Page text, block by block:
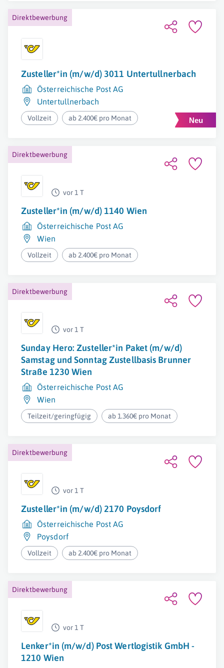
Direktbewerbung
Zusteller*in (m/w/d) 3011 Untertullnerbach
Österreichische Post AG
Untertullnerbach
Vollzeit ab 2.400€ pro Monat
Direktbewerbung
vor 1 T
Zusteller*in (m/w/d) 1140 Wien
Österreichische Post AG
Wien
Vollzeit ab 2.400€ pro Monat
Direktbewerbung
vor 1 T
Sunday Hero: Zusteller*in Paket (m/w/d)
Samstag und Sonntag Zustellbasis Brunner
Straße 1230 Wien
Österreichische Post AG
Wien
Teilzeit/geringfügig ab 1.360€ pro Monat
Direktbewerbung
vor 1 T
Zusteller*in (m/w/d) 2170 Poysdorf
Österreichische Post AG
Poysdorf
Vollzeit ab 2.400€ pro Monat
Direktbewerbung
vor 1 T
Lenker*in (m/w/d) Post Wertlogistik GmbH -
1210 Wien